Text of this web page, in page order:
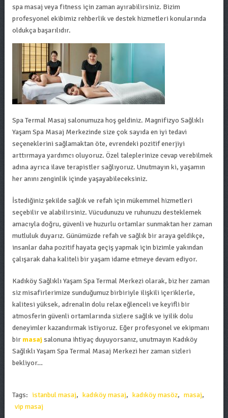
spa masaj veya fitness için zaman ayırabilirsiniz. Bizim
profesyonel ekibimiz rehberlik ve destek hizmetleri konularında
oldukça başarılıdır.
Spa Termal Masaj salonumuza hoş geldiniz. Magnifizyo Sağlıklı
Yaşam Spa Masaj Merkezinde size çok sayıda en iyi tedavi
seçeneklerini sağlamaktan öte, evrendeki pozitif enerjiyi
arttırmaya yardımcı oluyoruz. Özel taleplerinize cevap verebilmek
adına ayrıca ilave terapistler sağlıyoruz. Unutmayın ki, yaşamın
her anını zenginlik içinde yaşayabileceksiniz.
İstediğiniz şekilde sağlık ve refah için mükemmel hizmetleri
seçebilir ve alabilirsiniz. Vücudunuzu ve ruhunuzu desteklemek
amacıyla doğru, güvenli ve huzurlu ortamlar sunmaktan her zaman
mutluluk duyarız. Günümüzde refah ve sağlık bir araya geldikçe,
insanlar daha pozitif hayata geçiş yapmak için bizimle yakından
çalışarak daha kaliteli bir yaşam idame etmeye devam ediyor.
Kadıköy Sağlıklı Yaşam Spa Termal Merkezi olarak, biz her zaman
siz misafirlerimize sunduğumuz birbiriyle ilişkili içeriklerle,
kalitesi yüksek, adrenalin dolu relax eğlenceli ve keyifli bir
atmosferin güvenli ortamlarında sizlere sağlık ve iyilik dolu
deneyimler kazandırmak istiyoruz. Eğer profesyonel ve ekipmanı
bir masajsalonuna ihtiyaç duyuyorsanız, unutmayın Kadıköy
Sağlıklı Yaşam Spa Termal Masaj Merkezi her zaman sizleri
bekliyor…
Tags: istanbul masaj, kadıköy masaj, kadıköy masöz, masaj,
vip masaj